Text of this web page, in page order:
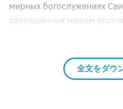
мирных богослужениях
разрешенных нашим
全文をダウ